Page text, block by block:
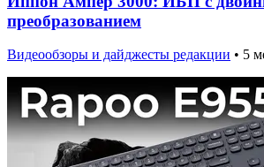
преобразованием
Видеообзоры и дайджесты редакции • 5